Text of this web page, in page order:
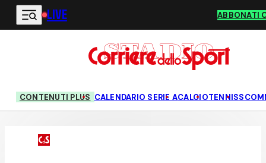
Vai al contenuto principale
LIVE ABBONATI
CONTENUTI PLUS CALENDARIO SERIE ACALCIOTENNIS